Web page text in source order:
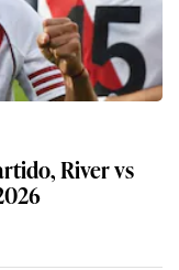
River vs